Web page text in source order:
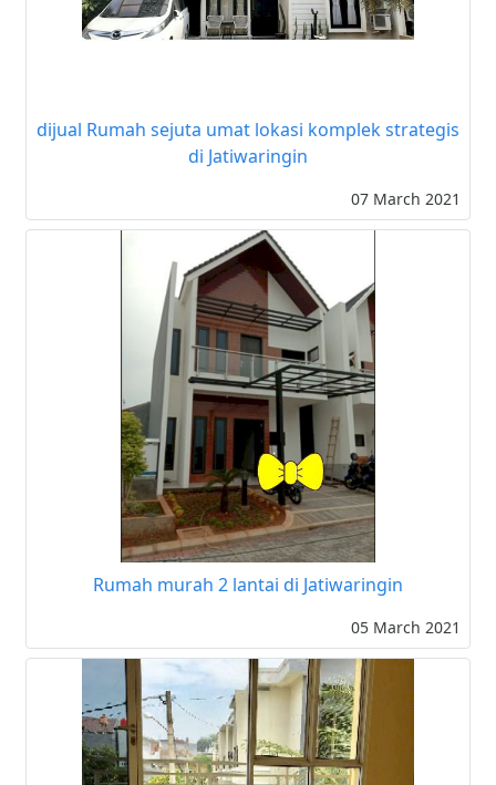
dijual Rumah sejuta umat lokasi komplek strategis
di Jatiwaringin
07 March 2021
Rumah murah 2 lantai di Jatiwaringin
05 March 2021